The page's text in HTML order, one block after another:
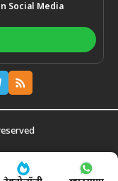
Social Media